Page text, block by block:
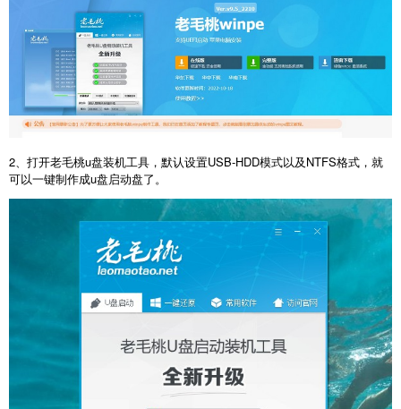
2、打开老毛桃u盘装机工具，默认设置USB-HDD模式以及NTFS格式，就
可以一键制作成u盘启动盘了。